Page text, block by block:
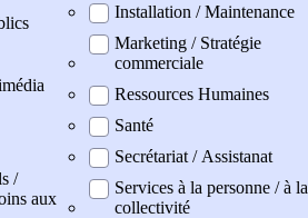
/
aux
Installation / Maintenance
Marketing / Stratégie
commerciale
Ressources Humaines
Santé
Secrétariat / Assistanat
Services à la personne / à la
collectivité